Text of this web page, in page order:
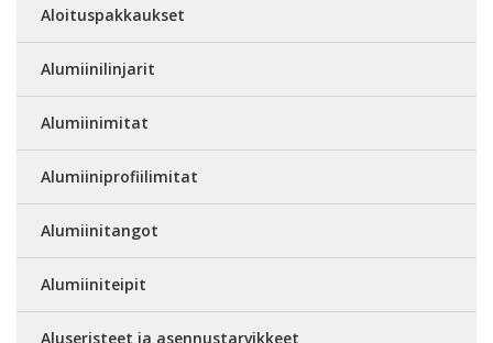
Aloituspakkaukset
Alumiinilinjarit
Alumiinimitat
Alumiiniprofiilimitat
Alumiinitangot
Alumiiniteipit
Aluseristeet ja asennustarvikkeet